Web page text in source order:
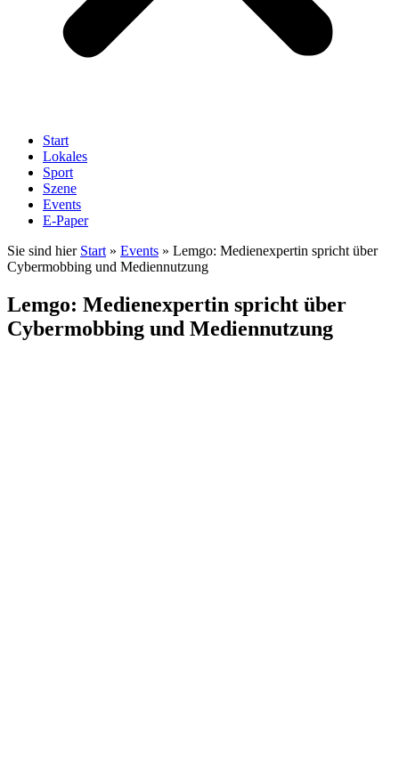
Start
Lokales
Sport
Szene
Events
E-Paper
Sie sind hier Start » Events » Lemgo: Medienexpertin spricht über
Cybermobbing und Mediennutzung
Lemgo: Medienexpertin spricht über
Cybermobbing und Mediennutzung